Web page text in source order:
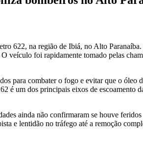
622, na região de Ibiá, no Alto
veículo foi rapidamente tomado pelas
para combater o fogo e evitar que o óleo
é um dos principais eixos de escoamento
ainda não confirmaram se houve
e lentidão no tráfego até a remoção